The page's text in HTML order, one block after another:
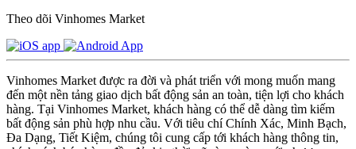
Theo dõi Vinhomes Market
Vinhomes Market được ra đời và phát triển với mong muốn mang
đến một nền tảng giao dịch bất động sản an toàn, tiện lợi cho khách
hàng. Tại Vinhomes Market, khách hàng có thể dễ dàng tìm kiếm
bất động sản phù hợp nhu cầu. Với tiêu chí Chính Xác, Minh Bạch,
Đa Dạng, Tiết Kiệm, chúng tôi cung cấp tới khách hàng thông tin,